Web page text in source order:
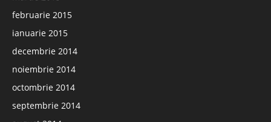
februarie 2015
ianuarie 2015
decembrie 2014
noiembrie 2014
octombrie 2014
septembrie 2014